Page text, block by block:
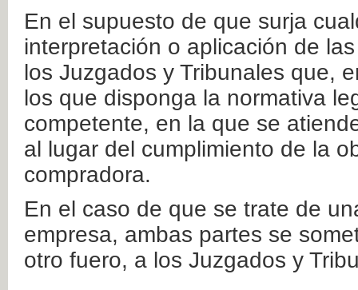
En el supuesto de que surja
interpretación o aplicación de
los Juzgados y Tribunales que,
los que disponga la normativa
competente, en la que se
al lugar del cumplimiento de la
compradora.
En el caso de que se trate de
empresa, ambas partes se
otro fuero, a los Juzgados y